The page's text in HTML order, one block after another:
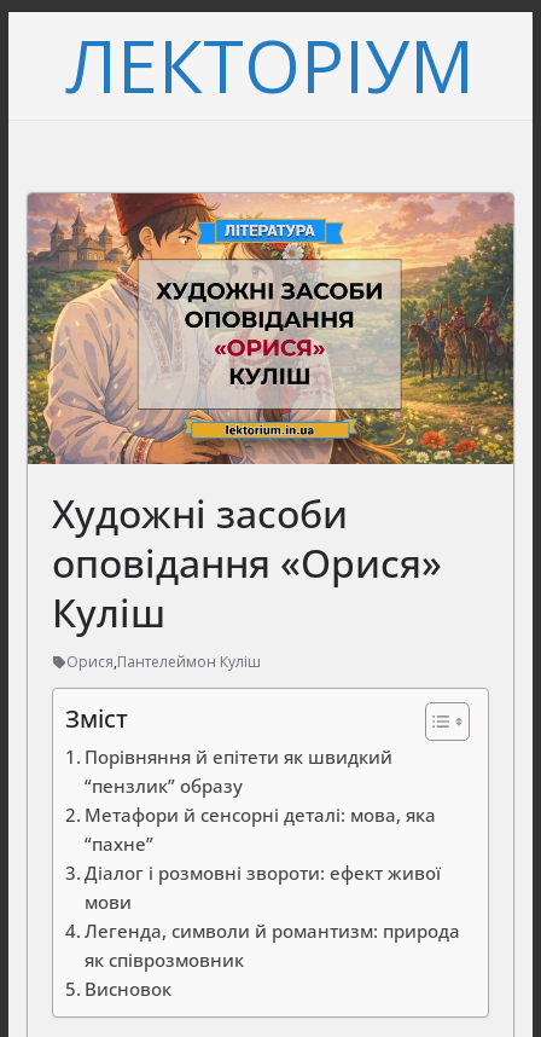
вмістуЛЕКТОРІУМ
Художні засоби
оповідання «Орися»
Куліш
Орися,Пантелеймон Куліш
Зміст
Порівняння й епітети як швидкий
“пензлик” образу
Метафори й сенсорні деталі: мова, яка
“пахне”
Діалог і розмовні звороти: ефект живої
мови
Легенда, символи й романтизм: природа
як співрозмовник
Висновок